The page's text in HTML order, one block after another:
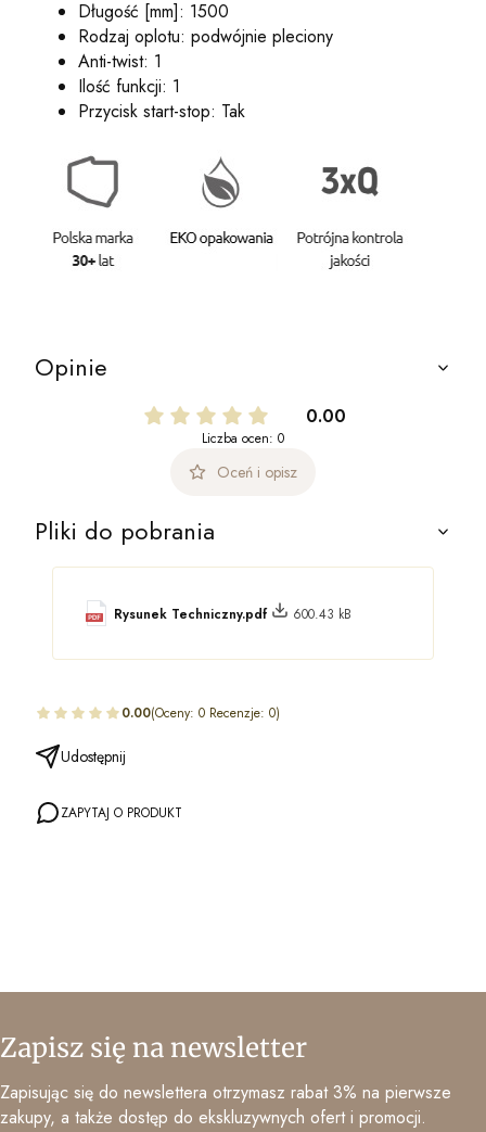
Długość [mm]: 1500
Rodzaj oplotu: podwójnie pleciony
Anti-twist: 1
Ilość funkcji: 1
Przycisk start-stop: Tak
Opinie
0.00
Liczba ocen: 0
Oceń i opisz
Pliki do pobrania
Rysunek Techniczny.pdf 600.43 kB
0.00(Oceny: 0 Recenzje: 0)
Udostępnij
ZAPYTAJ O PRODUKT
Zapisz się na newsletter
Zapisując się do newslettera otrzymasz rabat 3% na pierwsze
zakupy, a także dostęp do ekskluzywnych ofert i promocji.